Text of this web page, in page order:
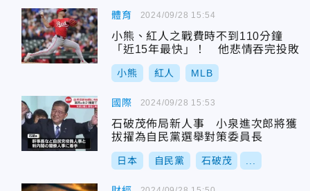
體育
小熊、紅人之戰費時不到110分鐘
「近15年最快」！ 他悲情吞完投敗
小熊 紅人 MLB
2024/09/28 15:54
國際
石破茂佈局新人事 小泉進次郎將獲
拔擢為自民黨選舉對策委員長
日本 自民黨 石破茂
2024/09/28 15:53